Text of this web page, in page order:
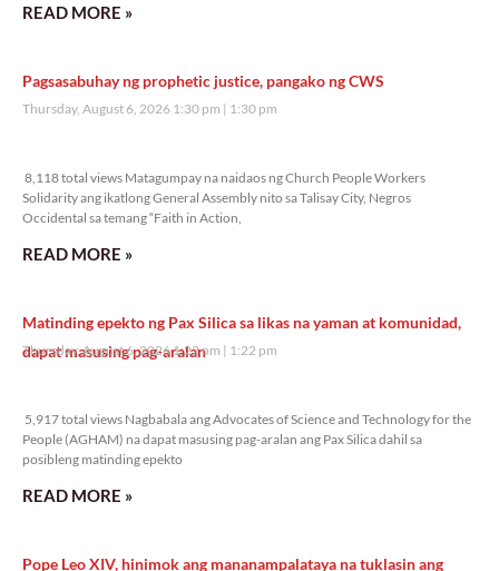
READ MORE »
Pagsasabuhay ng prophetic justice, pangako ng CWS
Thursday, August 6, 2026 1:30 pm 1:30 pm
8,118 total views Matagumpay na naidaos ng Church People Workers
Solidarity ang ikatlong General Assembly nito sa Talisay City, Negros
Occidental sa temang “Faith in Action,
READ MORE »
Matinding epekto ng Pax Silica sa likas na yaman at komunidad,
dapat masusing pag-aralan
Thursday, August 6, 2026 1:22 pm 1:22 pm
5,917 total views Nagbabala ang Advocates of Science and Technology for the
People (AGHAM) na dapat masusing pag-aralan ang Pax Silica dahil sa
posibleng matinding epekto
READ MORE »
Pope Leo XIV, hinimok ang mananampalataya na tuklasin ang